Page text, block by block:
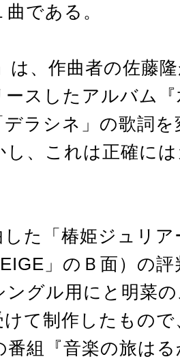
である。
は、作曲者の佐藤
ースしたアルバム
デラシネ」の歌詞
し、これは正確に
た「椿姫ジュリア
」のＢ面）の
ングル用にと明菜
て制作したもので
番組『音楽の旅は